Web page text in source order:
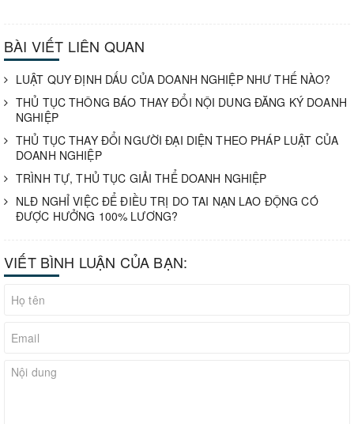
BÀI VIẾT LIÊN QUAN
LUẬT QUY ĐỊNH DẤU CỦA DOANH NGHIỆP NHƯ THẾ NÀO?
THỦ TỤC THÔNG BÁO THAY ĐỔI NỘI DUNG ĐĂNG KÝ DOANH
NGHIỆP
THỦ TỤC THAY ĐỔI NGƯỜI ĐẠI DIỆN THEO PHÁP LUẬT CỦA
DOANH NGHIỆP
TRÌNH TỰ, THỦ TỤC GIẢI THỂ DOANH NGHIỆP
NLĐ NGHỈ VIỆC ĐỂ ĐIỀU TRỊ DO TAI NẠN LAO ĐỘNG CÓ
ĐƯỢC HƯỞNG 100% LƯƠNG?
VIẾT BÌNH LUẬN CỦA BẠN: